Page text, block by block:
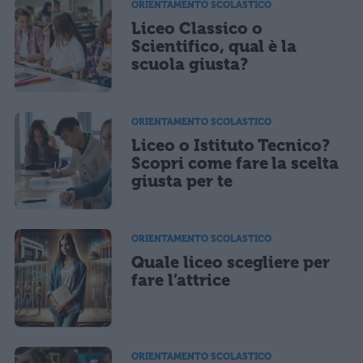
Ho letto e acconsento l'informativasulla privacy
Acconsento all'uso dei miei dati da parte di terzi per finalità di
marketing diretto con modalità automatizzate o tradizionali
CONFERMA E PUBBLICA
ORIENTAMENTO SCOLASTICO
Liceo Classico o
Scientifico, qual è la
scuola giusta?
ORIENTAMENTO SCOLASTICO
Liceo o Istituto Tecnico?
Scopri come fare la scelta
giusta per te
ORIENTAMENTO SCOLASTICO
Quale liceo scegliere per
fare l’attrice
ORIENTAMENTO SCOLASTICO